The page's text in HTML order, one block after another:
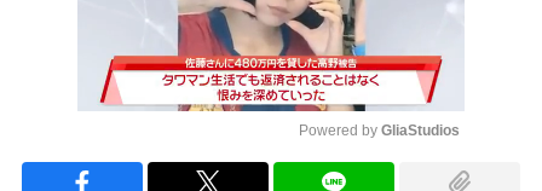
Powered by GliaStudios